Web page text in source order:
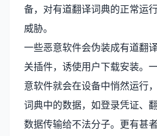
备，对有道翻译词典的正常运
威胁。
一些恶意软件会伪装成有道翻
关插件，诱使用户下载安装。
意软件就会在设备中悄然运行
词典中的数据，如登录凭证、
数据传输给不法分子。更有甚